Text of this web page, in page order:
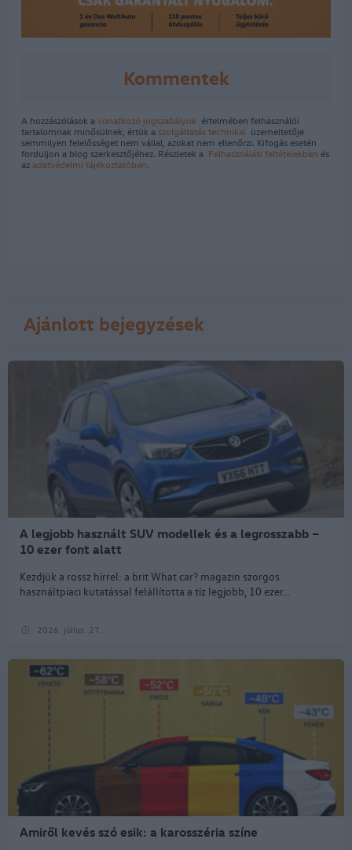
Kommentek
A hozzászólások avonatkozó jogszabályok értelmében felhasználói
tartalomnak minősülnek, értük a szolgáltatás technikai üzemeltetője
semmilyen felelősséget nem vállal, azokat nem ellenőrzi. Kifogás esetén
forduljon a blog szerkesztőjéhez. Részletek a Felhasználási feltételekben és
azadatvédelmi tájékoztatóban.
Ajánlott bejegyzések
A legjobb használt SUV modellek és a legrosszabb –
10 ezer font alatt
Kezdjük a rossz hírrel: a brit What car? magazin szorgos
használtpiaci kutatással felállította a tíz legjobb, 10 ezer...
2026. július. 27.
Amiről kevés szó esik: a karosszéria színe